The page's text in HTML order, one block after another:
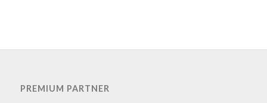
PREMIUM PARTNER